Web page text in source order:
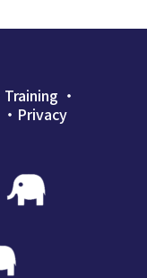
Training ・
・ Privacy